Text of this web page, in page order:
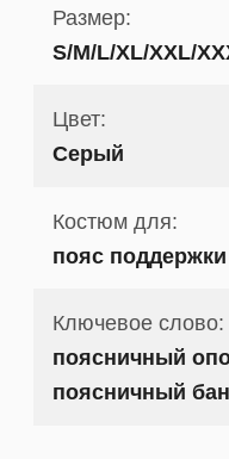
Размер:
S/M/L/XL/XXL/
Цвет:
Серый
Костюм для:
пояс
Ключевое слово:
поясничный
поясничный